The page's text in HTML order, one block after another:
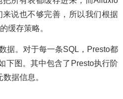
说也不够完善，所以我们根据
缓存策略。
据。对于每一条SQL，Presto都
下图。其中包含了Presto执行阶
据信息。